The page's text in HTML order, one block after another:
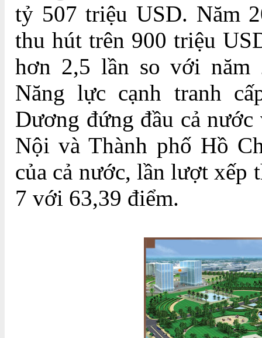
tỷ 507 triệu USD. Năm
thu hút trên 900 triệu
hơn 2,5 lần so với năm
Năng lực cạnh tranh
Dương đứng đầu cả
Nội và Thành phố Hồ
của cả nước, lần lượt xếp
7 với 63,39 điểm.